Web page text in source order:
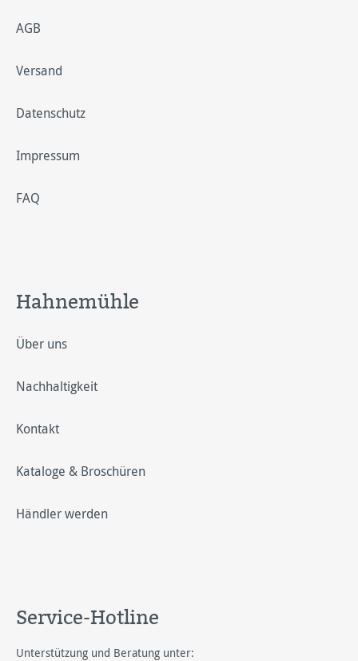
AGB
Versand
Datenschutz
Impressum
FAQ
Hahnemühle
Über uns
Nachhaltigkeit
Kontakt
Kataloge & Broschüren
Händler werden
Service-Hotline
Unterstützung und Beratung unter: